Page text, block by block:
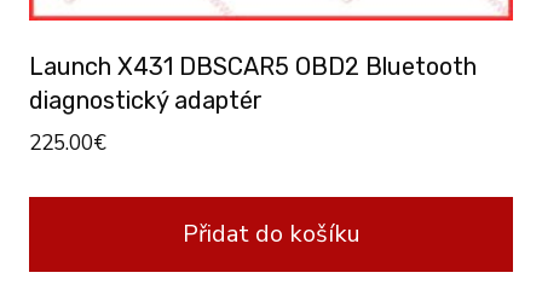
Launch X431 DBSCAR5 OBD2 Bluetooth
diagnostický adaptér
225.00€
Přidat do košíku